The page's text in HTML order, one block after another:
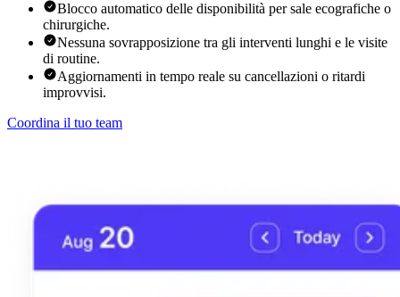
Blocco automatico delle disponibilità per sale ecografiche o
chirurgiche.
Nessuna sovrapposizione tra gli interventi lunghi e le visite
di routine.
Aggiornamenti in tempo reale su cancellazioni o ritardi
improvvisi.
Coordina il tuo team